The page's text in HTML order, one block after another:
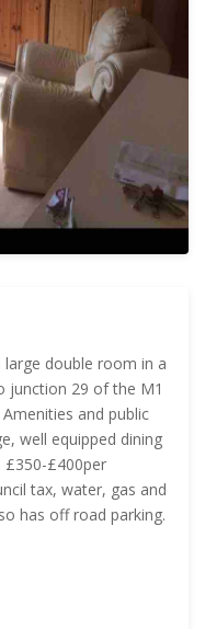
double room in a
junction 29 of the M1
and public
well equipped dining
£350-£400per
tax, water, gas and
has off road parking.